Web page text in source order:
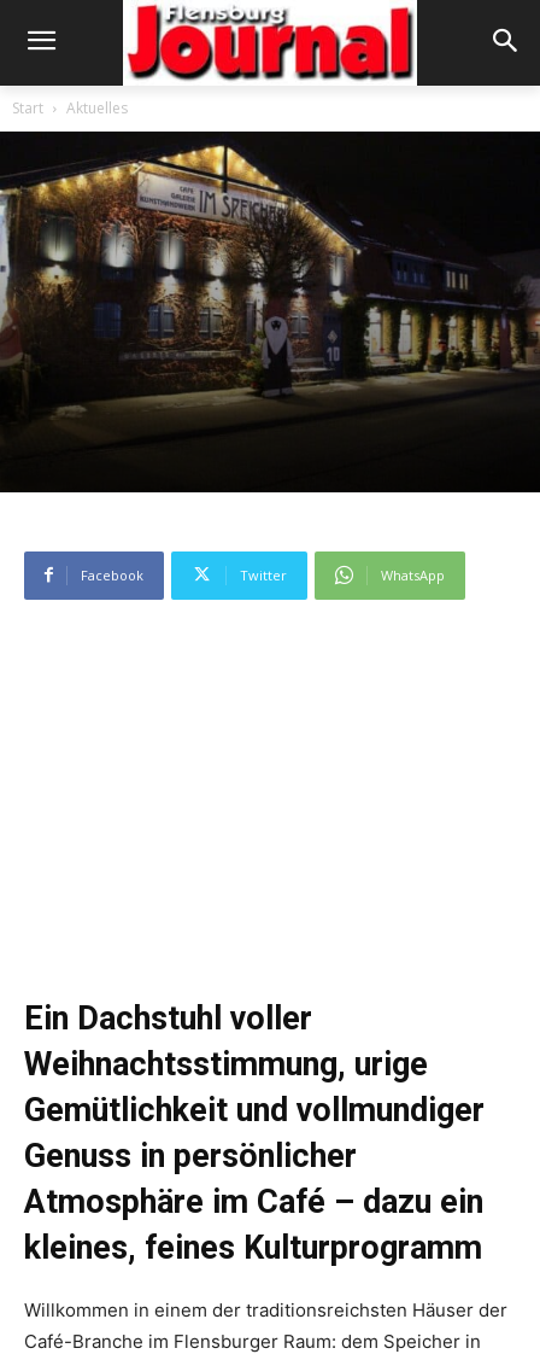
Start Aktuelles
Facebook Twitter WhatsApp
Ein Dachstuhl voller
Weihnachtsstimmung, urige
Gemütlichkeit und vollmundiger
Genuss in persönlicher
Atmosphäre im Café – dazu ein
kleines, feines Kulturprogramm
Willkommen in einem der traditionsreichsten Häuser der
Café-Branche im Flensburger Raum: dem Speicher in